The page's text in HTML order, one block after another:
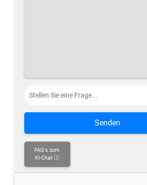
Senden
FAQ's zum
KI-Chat ⓘ